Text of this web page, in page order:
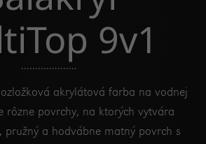
9v1
akrylátová farba na vodnej
rôzne povrchy, na ktorých vytvára
pružný a hodvábne matný povrch s